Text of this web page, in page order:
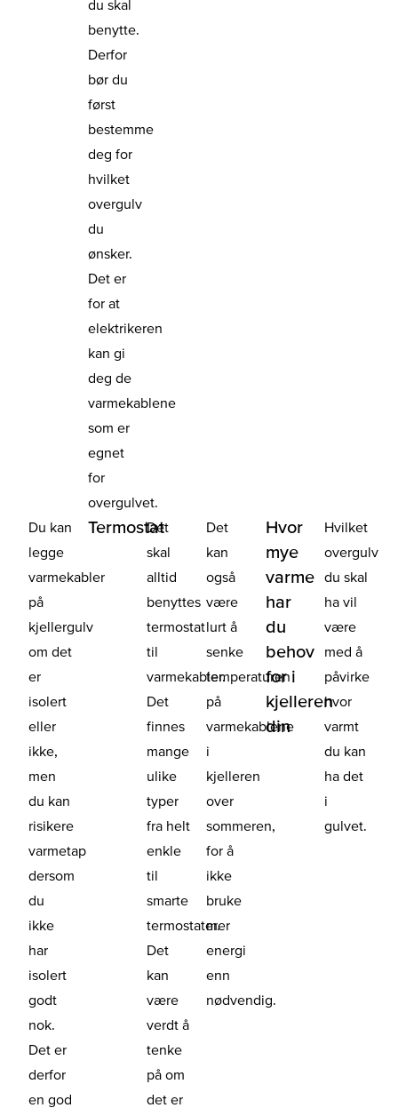
du skal
benytte.
Derfor
bør du
først
bestemme
deg for
hvilket
overgulv
du
ønsker.
Det er
for at
elektrikeren
kan gi
deg de
varmekablene
som er
egnet
for
overgulvet.
Du kan
legge
varmekabler
på
kjellergulv
om det
er
isolert
eller
ikke,
men
du kan
risikere
varmetap
dersom
du
ikke
har
isolert
godt
nok.
Det er
derfor
en god
Termostat
Det
skal
alltid
benyttes
termostat
til
varmekabler.
Det
finnes
mange
ulike
typer
fra helt
enkle
til
smarte
termostater.
Det
kan
være
verdt å
tenke
på om
det er
Det
kan
også
være
lurt å
senke
temperaturen
på
varmekablene
i
kjelleren
over
sommeren,
for å
ikke
bruke
mer
energi
enn
nødvendig.
Hvor
mye
varme
har
du
behov
for i
kjelleren
din
Hvilket
overgulv
du skal
ha vil
være
med å
påvirke
hvor
varmt
du kan
ha det
i
gulvet.